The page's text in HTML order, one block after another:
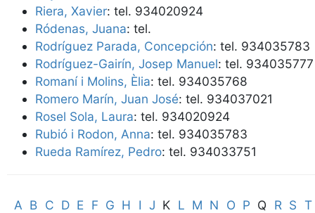
Riera, Xavier: tel. 934020924
Ródenas, Juana: tel.
Rodríguez Parada, Concepción: tel. 934035783
Rodríguez-Gairín, Josep Manuel: tel. 934035777
Romaní i Molins, Èlia: tel. 934035768
Romero Marín, Juan José: tel. 934037021
Rosel Sola, Laura: tel. 934020924
Rubió i Rodon, Anna: tel. 934035783
Rueda Ramírez, Pedro: tel. 934033751
A B C D E F G H I J K L M N O P Q R S T